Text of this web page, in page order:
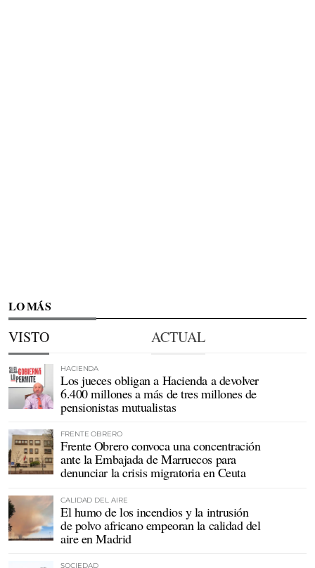
LO MÁS
VISTO ACTUAL
HACIENDA
Los jueces obligan a Hacienda a devolver
6.400 millones a más de tres millones de
pensionistas mutualistas
FRENTE OBRERO
Frente Obrero convoca una concentración
ante la Embajada de Marruecos para
denunciar la crisis migratoria en Ceuta
CALIDAD DEL AIRE
El humo de los incendios y la intrusión
de polvo africano empeoran la calidad del
aire en Madrid
SOCIEDAD